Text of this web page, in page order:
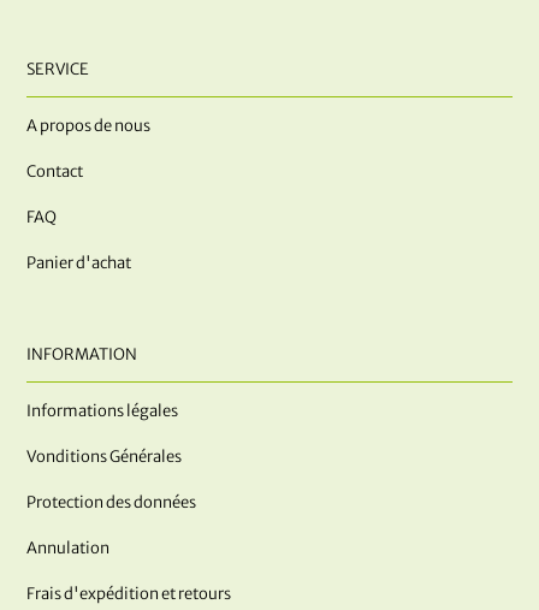
SERVICE
A propos de nous
Contact
FAQ
Panier d'achat
INFORMATION
Informations légales
Vonditions Générales
Protection des données
Annulation
Frais d'expédition et retours